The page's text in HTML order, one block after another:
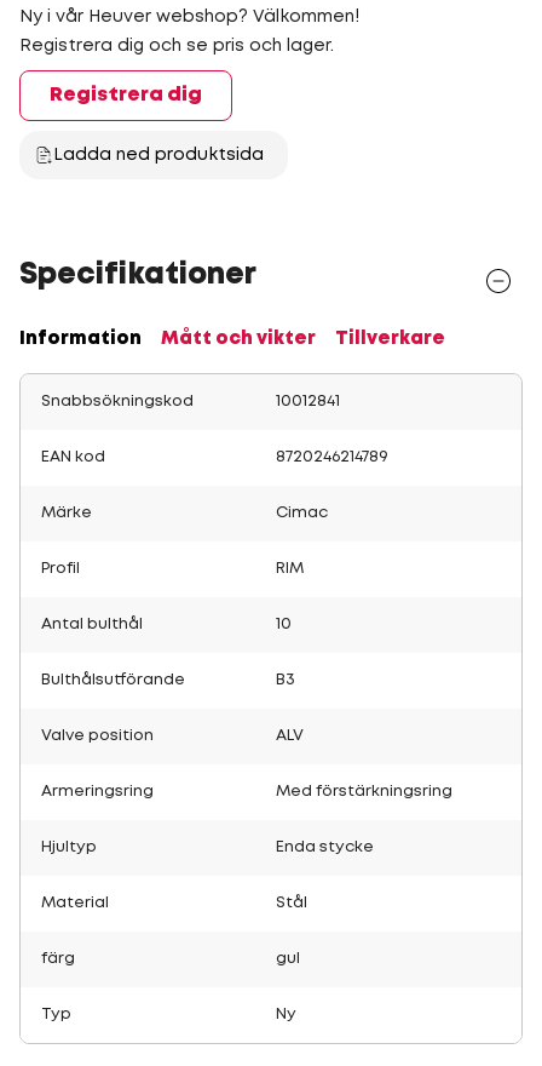
Ny i vår Heuver webshop? Välkommen!
Registrera dig och se pris och lager.
Registrera dig
Ladda ned produktsida
Specifikationer
Information Mått och vikter Tillverkare
Snabbsökningskod 10012841
EAN kod 8720246214789
Märke Cimac
Profil RIM
Antal bulthål 10
Bulthålsutförande B3
Valve position ALV
Armeringsring Med förstärkningsring
Hjultyp Enda stycke
Material Stål
färg gul
Typ Ny